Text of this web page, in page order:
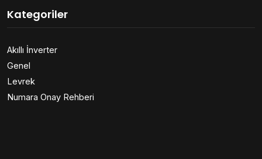
Kategoriler
Akıllı İnverter
Genel
Levrek
Numara Onay Rehberi